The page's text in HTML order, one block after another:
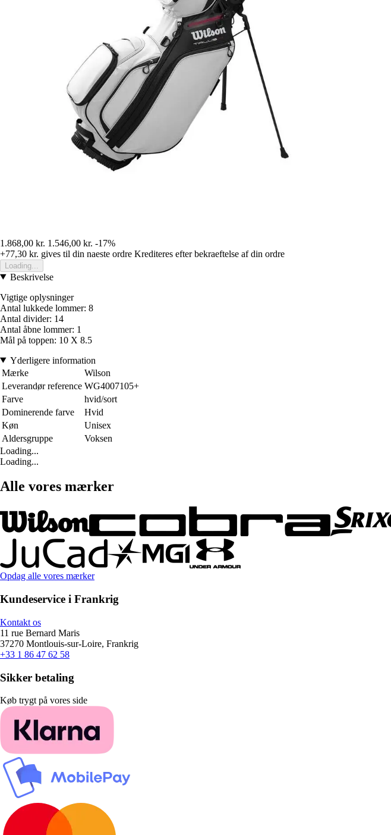
1.868,00 kr. 1.546,00 kr. -17%
+77,30 kr. gives til din naeste ordre Krediteres efter bekraeftelse af din ordre
Loading...
Beskrivelse
Vigtige oplysninger
Antal lukkede lommer: 8
Antal divider: 14
Antal åbne lommer: 1
Mål på toppen: 10 X 8.5
Yderligere information
Mærke
Wilson
Leverandør reference WG4007105+
Farve
hvid/sort
Dominerende farve
Hvid
Køn
Unisex
Aldersgruppe
Voksen
Loading...
Loading...
Alle vores mærker
Opdag alle vores mærker
Kundeservice i Frankrig
Kontakt os
11 rue Bernard Maris
37270 Montlouis-sur-Loire, Frankrig
+33 1 86 47 62 58
Sikker betaling
Køb trygt på vores side